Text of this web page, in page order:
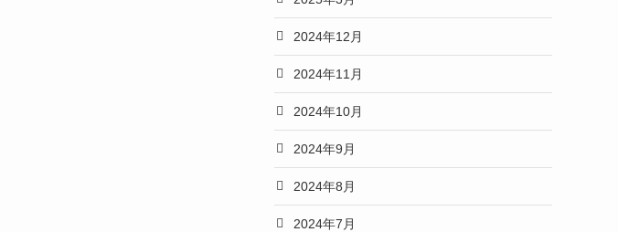
2024年12月
2024年11月
2024年10月
2024年9月
2024年8月
2024年7月